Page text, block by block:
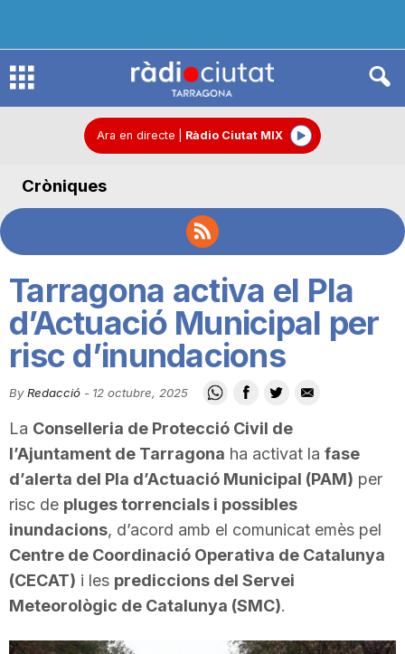
R
d
o
C
i
u
t
a
Ara en directe Ràdio Ciutat MIX
Cròniques
Tarragona activa el Pla
d’Actuació Municipal per
risc d’inundacions
By Redacció - 12 octubre, 2025
La Conselleria de Protecció Civil de
l’Ajuntament de Tarragona ha activat la fase
d’alerta del Pla d’Actuació Municipal (PAM) per
risc de pluges torrencials i possibles
inundacions, d’acord amb el comunicat emès pel
Centre de Coordinació Operativa de Catalunya
(CECAT) i les prediccions del Servei
Meteorològic de Catalunya (SMC).